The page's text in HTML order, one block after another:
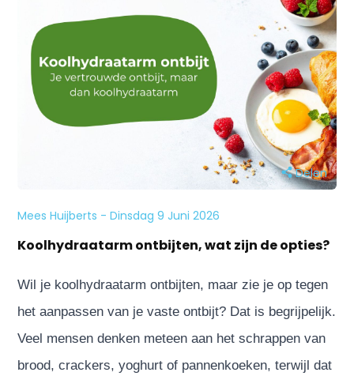
Delen
Mees Huijberts - Dinsdag 9 Juni 2026
Koolhydraatarm ontbijten, wat zijn de opties?
Wil je koolhydraatarm ontbijten, maar zie je op tegen
het aanpassen van je vaste ontbijt? Dat is begrijpelijk.
Veel mensen denken meteen aan het schrappen van
brood, crackers, yoghurt of pannenkoeken, terwijl dat